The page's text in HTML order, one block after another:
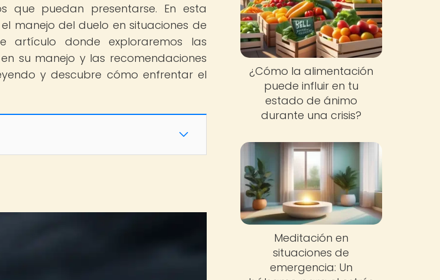
que puedan presentarse. En esta
manejo del duelo en situaciones de
artículo donde exploraremos las
su manejo y las recomendaciones
y descubre cómo enfrentar el
¿Cómo la alimentación
puede influir en tu
estado de ánimo
durante una crisis?
Meditación en
situaciones de
emergencia: Un